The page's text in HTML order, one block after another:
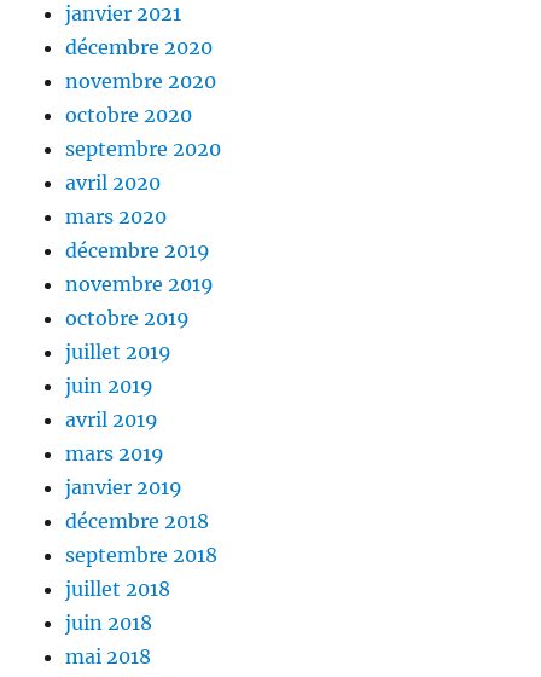
janvier 2021
décembre 2020
novembre 2020
octobre 2020
septembre 2020
avril 2020
mars 2020
décembre 2019
novembre 2019
octobre 2019
juillet 2019
juin 2019
avril 2019
mars 2019
janvier 2019
décembre 2018
septembre 2018
juillet 2018
juin 2018
mai 2018